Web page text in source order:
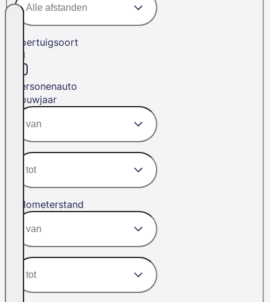
Voertuigsoort
Personenauto
Bouwjaar
Kilometerstand